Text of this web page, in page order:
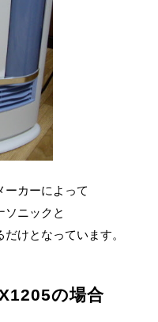
ーカーによって
ソニックと
けとなっています。
の場合